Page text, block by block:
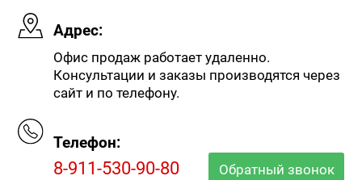
Адрес:
Офис продаж работает удаленно.
Консультации и заказы производятся через
сайт и по телефону.
Телефон:
8-911-530-90-80 Обратный звонок